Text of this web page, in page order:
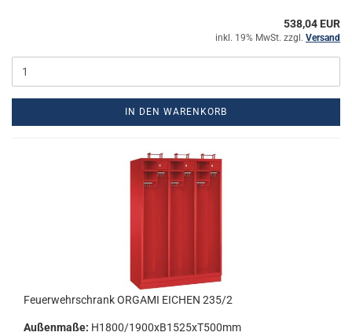
538,04 EUR
inkl. 19% MwSt. zzgl. Versand
IN DEN WARENKORB
Feu­er­wehr­schrank OR­GA­MI EI­CHEN 235/2
Au­ßen­ma­ße: H1800/1900xB1525xT500mm